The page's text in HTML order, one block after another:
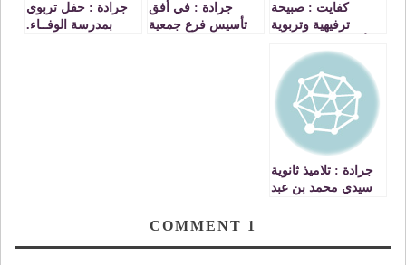
كفايت : صبيحة
ترفيهية وتربوية
جرادة : في أفق
تأسيس فرع جمعية
جرادة : حفل تربوي
بمدرسة الوفــاء.‎
جرادة : تلاميذ ثانوية
سيدي محمد بن عبد
1